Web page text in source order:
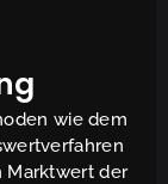
wie dem
Marktwert der